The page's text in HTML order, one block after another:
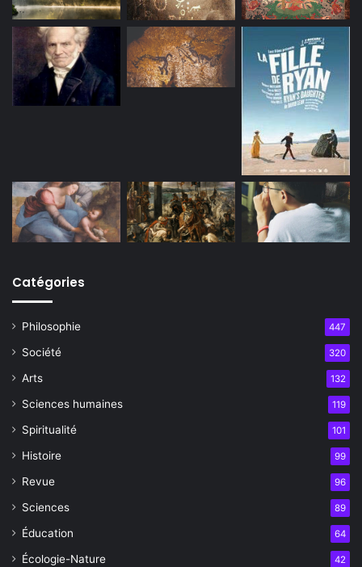
Catégories
Philosophie 447
Société 320
Arts 132
Sciences humaines 119
Spiritualité 101
Histoire 99
Revue 96
Sciences 89
Éducation 64
Écologie-Nature 42